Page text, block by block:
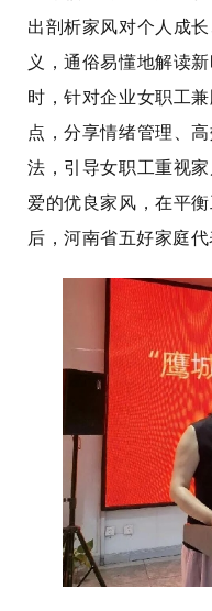
出剖析家风对个人成
义，通俗易懂地解读
时，针对企业女职工
点，分享情绪管理、
法，引导女职工重视
爱的优良家风，在平
后，河南省五好家庭代